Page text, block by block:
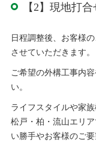
【2】現地打合
日程調整後、お客様
させていただきます。
ご希望の外構工事内
い。
ライフスタイルや家
松戸・柏・流山エリ
い勝手やお客様のご